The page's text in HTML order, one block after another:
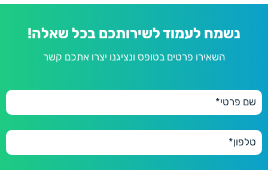
נשמח לעמוד לשירותכם בכל שאלה!
השאירו פרטים בטופס ונציגנו יצרו אתכם קשר